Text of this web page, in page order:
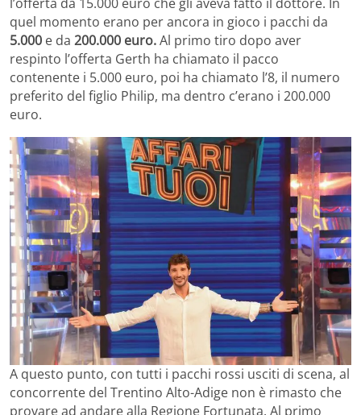
quel momento erano per ancora in gioco i pacchi da
5.000 e da 200.000 euro.Al primo tiro dopo aver
respinto l’offerta Gerth ha chiamato il pacco
contenente i 5.000 euro, poi ha chiamato l’8, il numero
preferito del figlio Philip, ma dentro c’erano i 200.000
euro.
A questo punto, con tutti i pacchi rossi usciti di scena, al
concorrente del Trentino Alto-Adige non è rimasto che
provare ad andare alla Regione Fortunata. Al primo